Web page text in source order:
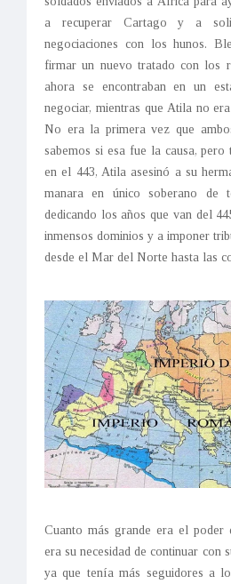
a recuperar Cartago y a
negociaciones con los hunos.
firmar un nuevo tratado con los
ahora se encontraban en un
negociar, mientras que Atila no
No era la primera vez que
sabemos si esa fue la causa, pero
en el 443, Atila asesinó a su
manara en único soberano de
dedicando los años que van del
inmensos dominios y a imponer
desde el Mar del Norte hasta las
Cuanto más grande era el poder
era su necesidad de continuar con
ya que tenía más seguidores a